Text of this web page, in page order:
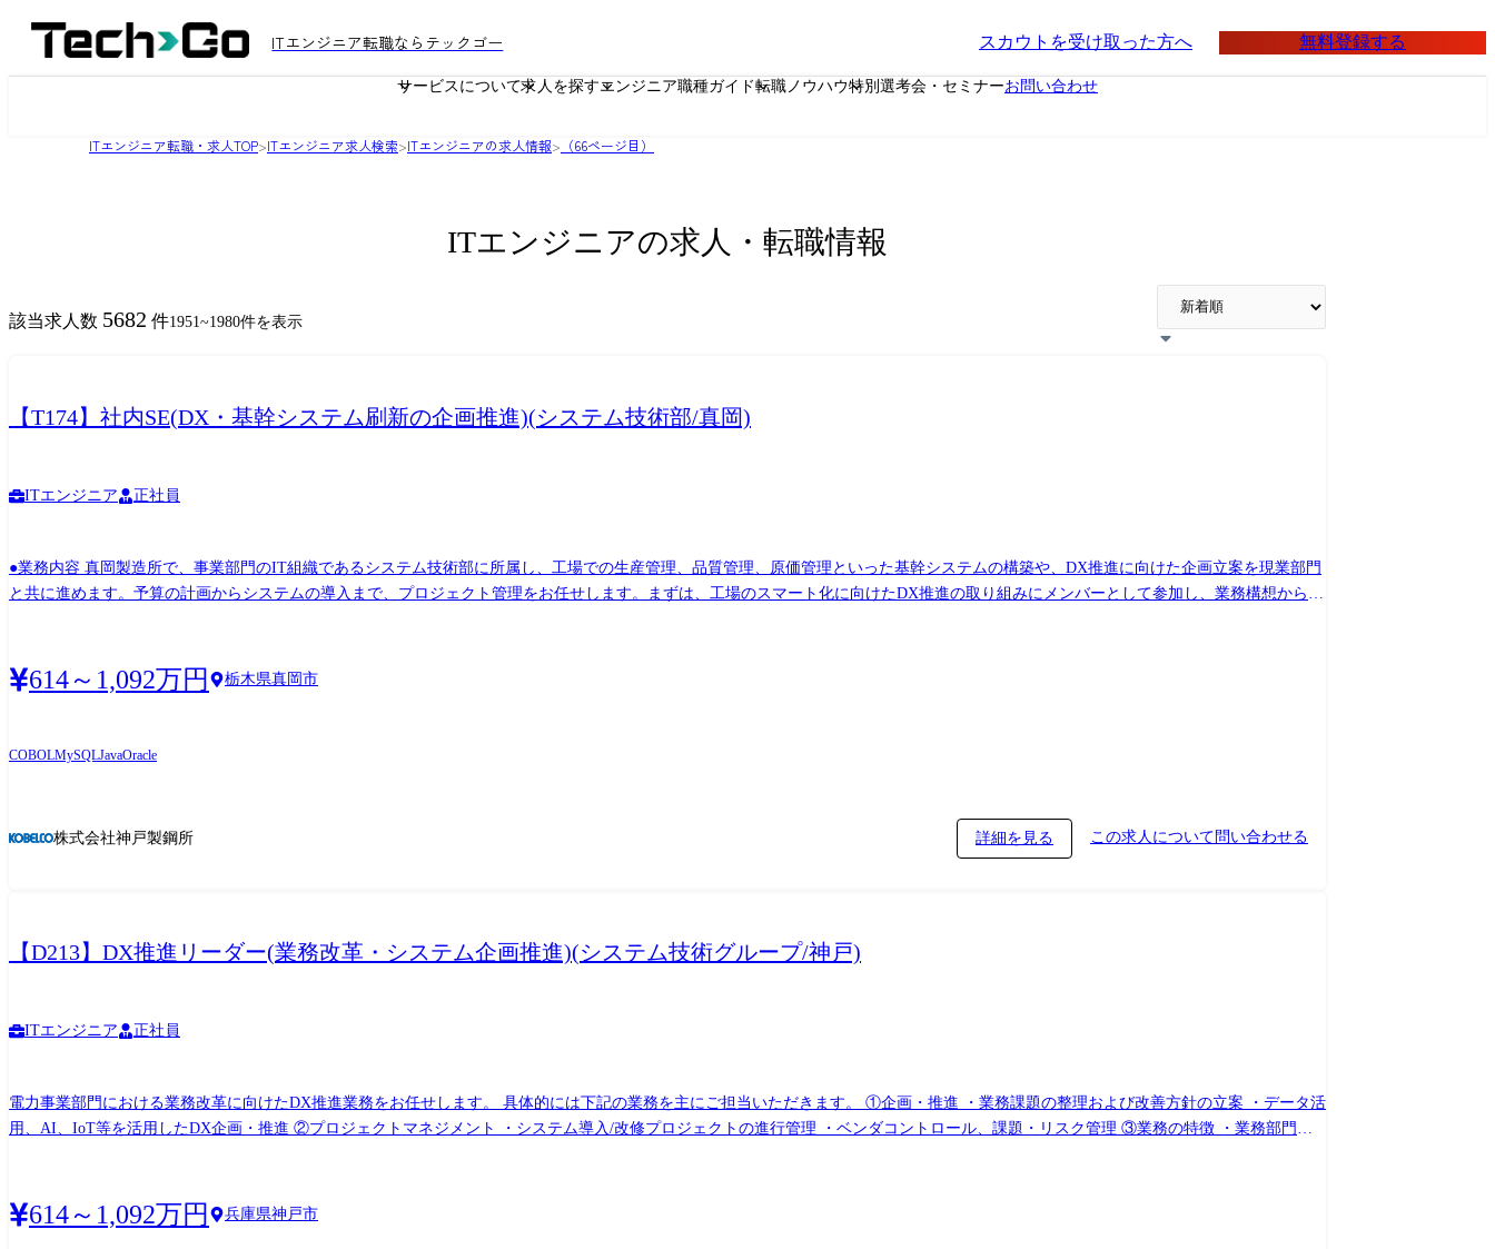
ITエンジニア転職ならテックゴー スカウトを受け取った方へ 無料登録する
サービスについて求人を探すエンジニア職種ガイド転職ノウハウ特別選考会・セミナーお問い合わせ
ITエンジニア転職・求人TOP>ITエンジニア求人検索>ITエンジニアの求人情報> （66ページ目）
ITエンジニアの求人・転職情報
該当求人数 5682 件1951~1980件を表示
【T174】社内SE(DX・基幹システム刷新の企画推進)(システム技術部/真岡)
ITエンジニア 正社員
●業務内容 真岡製造所で、事業部門のIT組織であるシステム技術部に所属し、工場での生産管理、品質管理、原価管理といった基幹システムの構築や、DX推進に向けた企画立案を現業部門
と共に進めます。予算の計画からシステムの導入まで、プロジェクト管理をお任せします。まずは、工場のスマート化に向けたDX推進の取り組みにメンバーとして参加し、業務構想からシ
のIT部門の責任者や専門職としても幅広く活躍していただくことを期待しています。
614～1,092万円 栃木県真岡市
COBOLMySQLJavaOracle
株式会社神戸製鋼所 詳細を見る この求人について問い合わせる
【D213】DX推進リーダー(業務改革・システム企画推進)(システム技術グループ/神戸)
ITエンジニア 正社員
電力事業部門における業務改革に向けたDX推進業務をお任せします。 具体的には下記の業務を主にご担当いただきます。 ①企画・推進 ・業務課題の整理および改善方針の立案 ・データ活
用、AI、IoT等を活用したDX企画・推進 ②プロジェクトマネジメント ・システム導入/改修プロジェクトの進行管理 ・ベンダコントロール、課題・リスク管理 ③業務の特徴 ・業務部門と
614～1,092万円 兵庫県神戸市